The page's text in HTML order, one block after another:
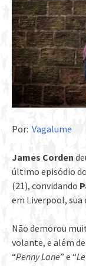
Por: Vagalume
James Corden
último episódio do
(21), convidando
em Liverpool,
Não demorou
volante, e além
“Penny Lane” e “